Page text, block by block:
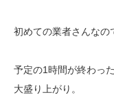
初めての業者さんなの
予定の1時間が終わっ
大盛り上がり。